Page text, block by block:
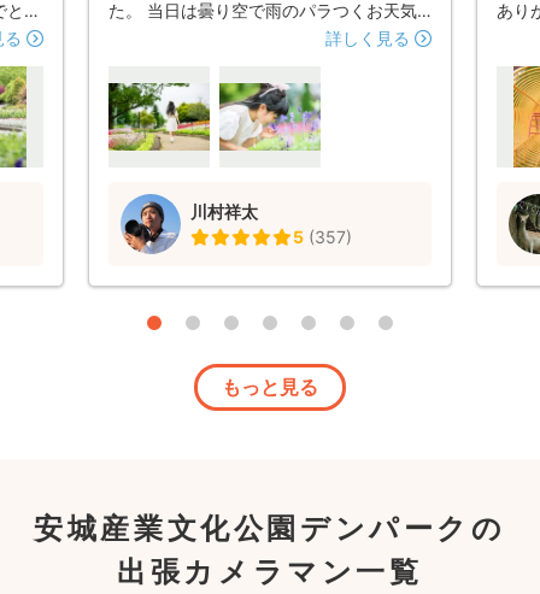
とて
間
る
ら
ど
り
た。 当日は曇り空で雨のパラつくお天気
でしたが、出来上がった写真はとても鮮や
気な娘にいろいろ話しかけてコミュニケー
ションをとって下さりありがたかったで
す。 いい記念になりました。ありがとう
詳しく見る
川村祥太
5 (357)
あり
き
ま
雰
て
出
に
も嬉
もっと見る
安城産業文化公園デンパークの
出張カメラマン一覧